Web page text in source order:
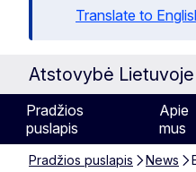
Translate to
Atstovybė Lietuvoje
Pradžios
puslapis
Apie
mus
Pradžios puslapis News